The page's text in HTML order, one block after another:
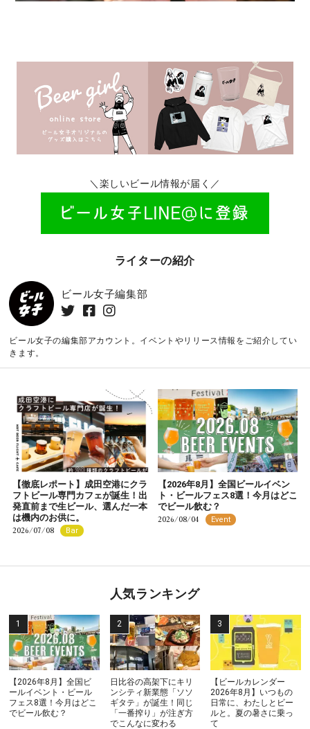
＼楽しいビール情報が届く／
ライターの紹介
ビール女子編集部
ビール女子の編集部アカウント。イベントやリリース情報をご紹介してい
きます。
【徹底レポート】成田空港にクラ
フトビール専門カフェが誕生！出
発直前まで生ビール、選んだ一本
は機内のお供に。
2026/07/08 Bar
【2026年8月】全国ビールイベン
ト・ビールフェス8選！今月はどこ
でビール飲む？
2026/08/04 Event
人気ランキング
【2026年8月】全国ビ
ールイベント・ビール
フェス8選！今月はどこ
でビール飲む？
日比谷の高架下にキリ
ンシティ新業態「ソソ
ギタテ」が誕生！同じ
「一番搾り」が注ぎ方
でこんなに変わる
【ビールカレンダー
2026年8月】いつもの
日常に、わたしとビー
ルと。夏の暑さに乗っ
て